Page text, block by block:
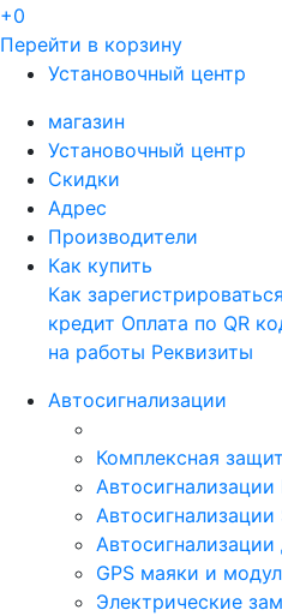
+0
Перейти в корзину
Установочный центр
магазин
Установочный центр
Скидки
Адрес
Производители
Как купить
Как зарегистрироваться
кредит Оплата по QR
на работы Реквизиты
Автосигнализации
Комплексная
Автосигнализации
Автосигнализации
GPS маяки и
Электрические